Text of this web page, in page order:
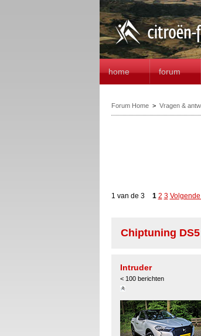
home forum
Forum Home> Vragen &
1 van de 3 1 2 3
Chiptuning DS5
Intruder
< 100 berichten